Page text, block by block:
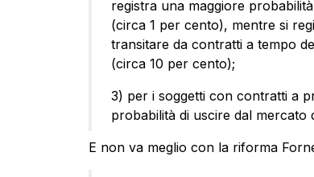
registra una maggiore
(circa 1 per cento), mentre si
transitare da contratti a tempo
(circa 10 per cento);
3) per i soggetti con contratti a
probabilità di uscire dal mercato
E non va meglio con la riforma